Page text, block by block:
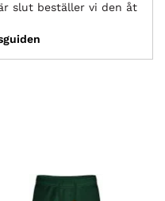
slut beställer vi den åt